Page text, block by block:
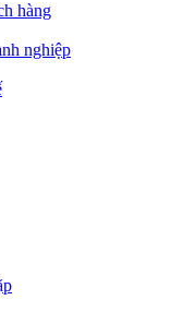
hàng
nghiệp